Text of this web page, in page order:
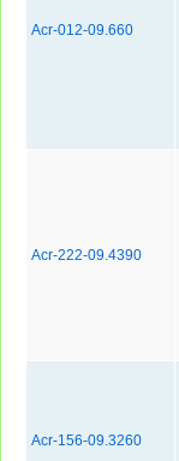
Acr-012-09.660
Acr-222-09.4390
Acr-156-09.3260